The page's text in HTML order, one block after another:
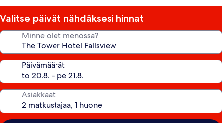
Valitse päivät nähdäksesi hinnat
Minne olet menossa?
Päivämäärät
Asiakkaat